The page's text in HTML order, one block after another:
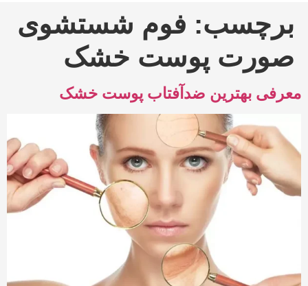
برچسب: فوم شستشوی
صورت پوست خشک
معرفی بهترین ضدآفتاب پوست خشک